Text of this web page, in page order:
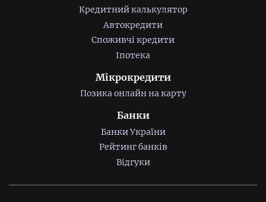
Кредитний калькулятор
Автокредити
Споживчі кредити
Іпотека
Мікрокредити
Позика онлайн на карту
Банки
Банки України
Рейтинг банків
Відгуки